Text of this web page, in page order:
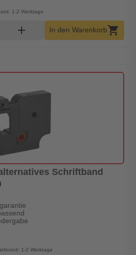
1-2 Werktage
Warenkorb Menge
add In den Warenkorbshopping_cart
Schriftband
1-2 Werktage